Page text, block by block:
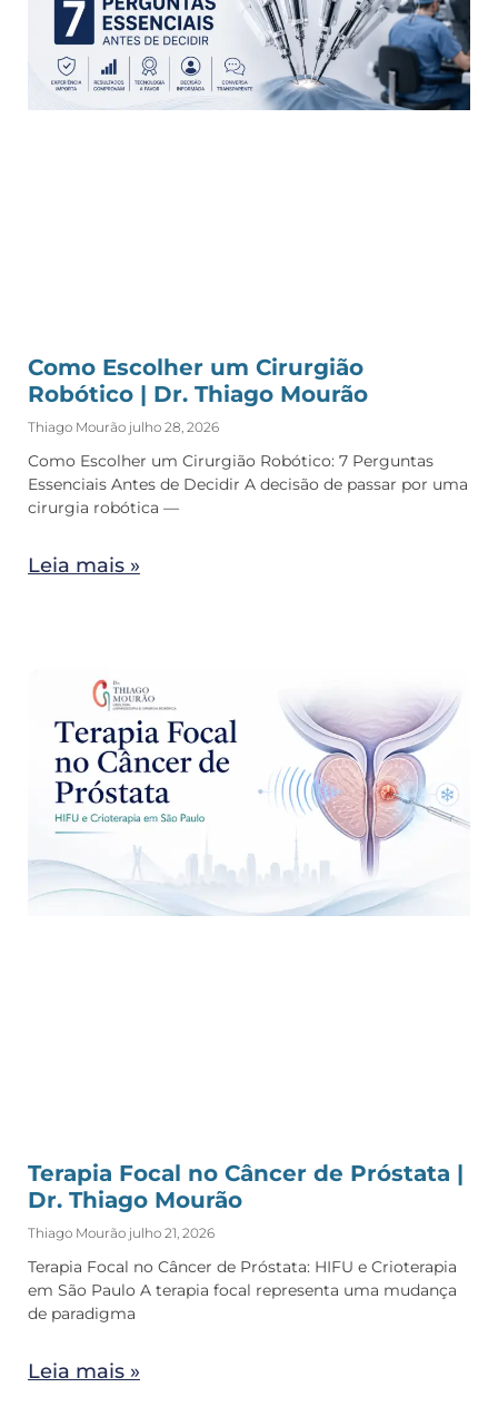
Como Escolher um Cirurgião
Robótico | Dr. Thiago Mourão
Thiago Mourão julho 28, 2026
Como Escolher um Cirurgião Robótico: 7 Perguntas
Essenciais Antes de Decidir A decisão de passar por uma
cirurgia robótica —
Leia mais »
Terapia Focal no Câncer de Próstata |
Dr. Thiago Mourão
Thiago Mourão julho 21, 2026
Terapia Focal no Câncer de Próstata: HIFU e Crioterapia
em São Paulo A terapia focal representa uma mudança
de paradigma
Leia mais »